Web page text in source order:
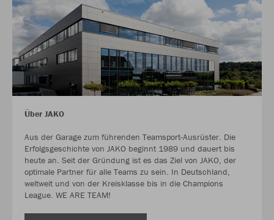
Über JAKO
Aus der Garage zum führenden Teamsport-Ausrüster. Die
Erfolgsgeschichte von JAKO beginnt 1989 und dauert bis
heute an. Seit der Gründung ist es das Ziel von JAKO, der
optimale Partner für alle Teams zu sein. In Deutschland,
weltweit und von der Kreisklasse bis in die Champions
League. WE ARE TEAM!